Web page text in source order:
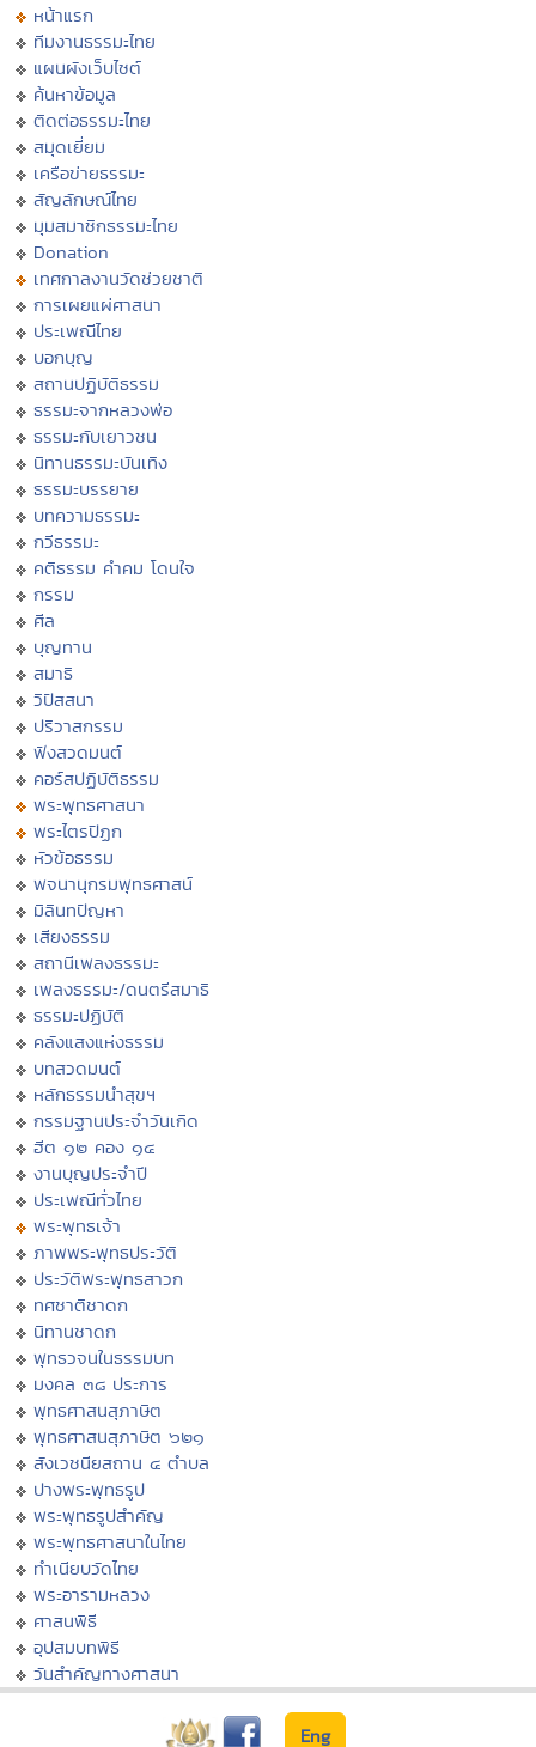
หน้าแรก
ทีมงานธรรมะไทย
แผนผังเว็บไซต์
ค้นหาข้อมูล
ติดต่อธรรมะไทย
สมุดเยี่ยม
เครือข่ายธรรมะ
สัญลักษณ์ไทย
มุมสมาชิกธรรมะไทย
Donation
เทศกาลงานวัดช่วยชาติ
การเผยแผ่ศาสนา
ประเพณีไทย
บอกบุญ
สถานปฏิบัติธรรม
ธรรมะจากหลวงพ่อ
ธรรมะกับเยาวชน
นิทานธรรมะบันเทิง
ธรรมะบรรยาย
บทความธรรมะ
กวีธรรมะ
คติธรรม คำคม โดนใจ
กรรม
ศีล
บุญทาน
สมาธิ
วิปัสสนา
ปริวาสกรรม
ฟังสวดมนต์
คอร์สปฏิบัติธรรม
พระพุทธศาสนา
พระไตรปิฏก
หัวข้อธรรม
พจนานุกรมพุทธศาสน์
มิลินทปัญหา
เสียงธรรม
สถานีเพลงธรรมะ
เพลงธรรมะ/ดนตรีสมาธิ
ธรรมะปฏิบัติ
คลังแสงแห่งธรรม
บทสวดมนต์
หลักธรรมนำสุขฯ
กรรมฐานประจำวันเกิด
ฮีต ๑๒ คอง ๑๔
งานบุญประจำปี
ประเพณีทั่วไทย
พระพุทธเจ้า
ภาพพระพุทธประวัติ
ประวัติพระพุทธสาวก
ทศชาติชาดก
นิทานชาดก
พุทธวจนในธรรมบท
มงคล ๓๘ ประการ
พุทธศาสนสุภาษิต
พุทธศาสนสุภาษิต ๖๒๑
สังเวชนียสถาน ๔ ตำบล
ปางพระพุทธรูป
พระพุทธรูปสำคัญ
พระพุทธศาสนาในไทย
ทำเนียบวัดไทย
พระอารามหลวง
ศาสนพิธี
อุปสมบทพิธี
วันสำคัญทางศาสนา
Eng